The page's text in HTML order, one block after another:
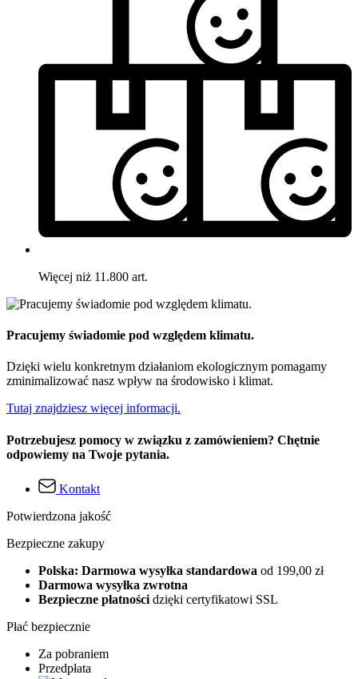
Więcej niż 11.800 art.
Pracujemy świadomie pod względem klimatu.
Dzięki wielu konkretnym działaniom ekologicznym pomagamy
zminimalizować nasz wpływ na środowisko i klimat.
Tutaj znajdziesz więcej informacji.
Potrzebujesz pomocy w związku z zamówieniem? Chętnie
odpowiemy na Twoje pytania.
Kontakt
Potwierdzona jakość
Bezpieczne zakupy
Polska: Darmowa wysyłka standardowa od 199,00 zł
Darmowa wysyłka zwrotna
Bezpieczne płatności dzięki certyfikatowi SSL
Płać bezpiecznie
Za pobraniem
Przedpłata